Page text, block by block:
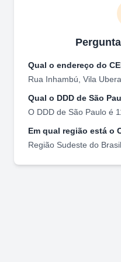
Qual o endereço do
Rua Inhambú Vila
Qual o DDD de São
O DDD de São Paulo é
Em qual região está o
Região Sudeste do Brasil.